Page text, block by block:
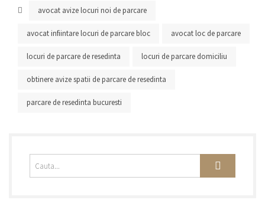
avocat avize locuri noi de parcare
avocat infiintare locuri de parcare bloc avocat loc de parcare
locuri de parcare de resedinta locuri de parcare domiciliu
obtinere avize spatii de parcare de resedinta
parcare de resedinta bucuresti